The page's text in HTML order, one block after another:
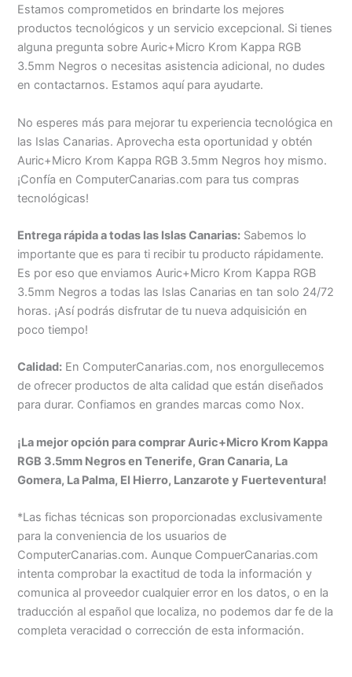
Estamos comprometidos en brindarte los mejores
productos tecnológicos y un servicio excepcional. Si tienes
alguna pregunta sobre Auric+Micro Krom Kappa RGB
3.5mm Negros o necesitas asistencia adicional, no dudes
en contactarnos. Estamos aquí para ayudarte.
No esperes más para mejorar tu experiencia tecnológica en
las Islas Canarias. Aprovecha esta oportunidad y obtén
Auric+Micro Krom Kappa RGB 3.5mm Negros hoy mismo.
¡Confía en ComputerCanarias.com para tus compras
tecnológicas!
Entrega rápida a todas las Islas Canarias: Sabemos lo
importante que es para ti recibir tu producto rápidamente.
Es por eso que enviamos Auric+Micro Krom Kappa RGB
3.5mm Negros a todas las Islas Canarias en tan solo 24/72
horas. ¡Así podrás disfrutar de tu nueva adquisición en
poco tiempo!
Calidad: En ComputerCanarias.com, nos enorgullecemos
de ofrecer productos de alta calidad que están diseñados
para durar. Confiamos en grandes marcas como Nox.
¡La mejor opción para comprar Auric+Micro Krom Kappa
RGB 3.5mm Negros en Tenerife, Gran Canaria, La
Gomera, La Palma, El Hierro, Lanzarote y Fuerteventura!
*Las fichas técnicas son proporcionadas exclusivamente
para la conveniencia de los usuarios de
ComputerCanarias.com. Aunque CompuerCanarias.com
intenta comprobar la exactitud de toda la información y
comunica al proveedor cualquier error en los datos, o en la
traducción al español que localiza, no podemos dar fe de la
completa veracidad o corrección de esta información.